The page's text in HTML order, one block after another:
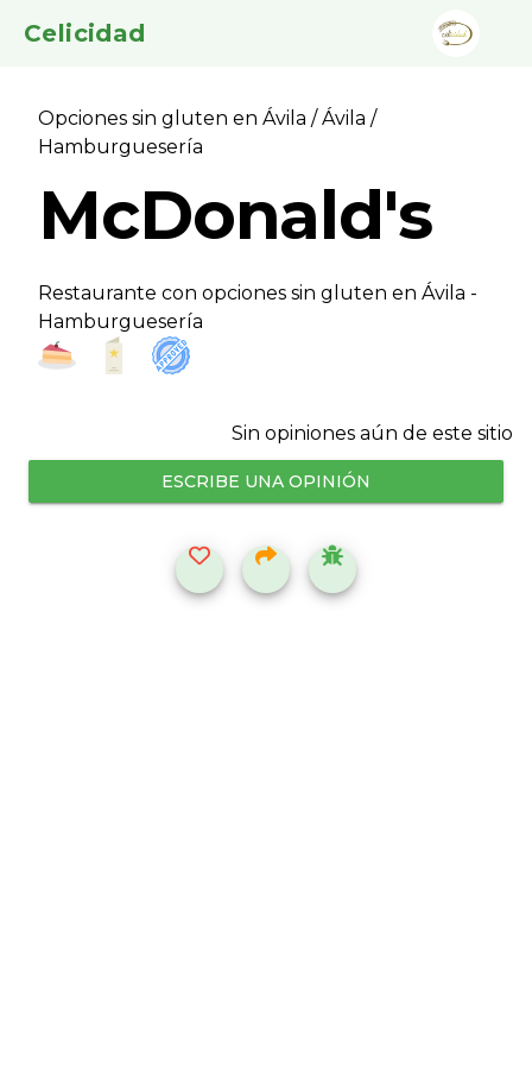
Celicidad
Opciones sin gluten en Ávila /Ávila /
Hamburgueserí­a
McDonald's
Restaurante con opciones sin gluten en Ávila -
Hamburgueserí­a
Sin opiniones aún de este sitio
ESCRIBE UNA OPINIÓN